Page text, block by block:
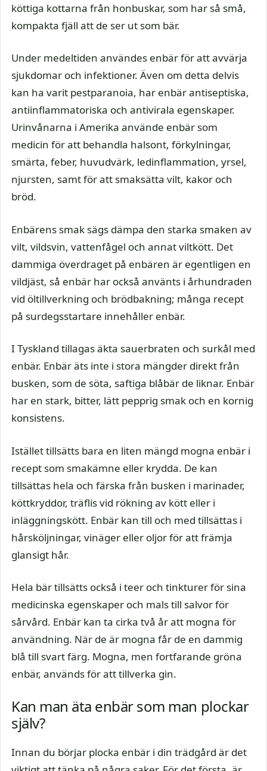
köttiga kottarna från honbuskar, som har så små,
kompakta fjäll att de ser ut som bär.
Under medeltiden användes enbär för att avvärja
sjukdomar och infektioner. Även om detta delvis
kan ha varit pestparanoia, har enbär antiseptiska,
antiinflammatoriska och antivirala egenskaper.
Urinvånarna i Amerika använde enbär som
medicin för att behandla halsont, förkylningar,
smärta, feber, huvudvärk, ledinflammation, yrsel,
njursten, samt för att smaksätta vilt, kakor och
bröd.
Enbärens smak sägs dämpa den starka smaken av
vilt, vildsvin, vattenfågel och annat viltkött. Det
dammiga överdraget på enbären är egentligen en
vildjäst, så enbär har också använts i århundraden
vid öltillverkning och brödbakning; många recept
på surdegsstartare innehåller enbär.
I Tyskland tillagas äkta sauerbraten och surkål med
enbär. Enbär äts inte i stora mängder direkt från
busken, som de söta, saftiga blåbär de liknar. Enbär
har en stark, bitter, lätt pepprig smak och en kornig
konsistens.
Istället tillsätts bara en liten mängd mogna enbär i
recept som smakämne eller krydda. De kan
tillsättas hela och färska från busken i marinader,
köttkryddor, träflis vid rökning av kött eller i
inläggningskött. Enbär kan till och med tillsättas i
hårsköljningar, vinäger eller oljor för att främja
glansigt hår.
Hela bär tillsätts också i teer och tinkturer för sina
medicinska egenskaper och mals till salvor för
sårvård. Enbär kan ta cirka två år att mogna för
användning. När de är mogna får de en dammig
blå till svart färg. Mogna, men fortfarande gröna
enbär, används för att tillverka gin.
Kan man äta enbär som man plockar
själv?
Innan du börjar plocka enbär i din trädgård är det